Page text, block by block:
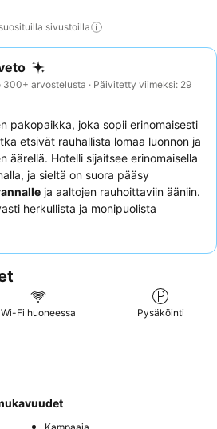
sivustoilla
arvostelusta · Päivitetty viimeksi: 29
pakopaikka, joka sopii erinomaisesti
etsivät rauhallista lomaa luonnon ja
äärellä. Hotelli sijaitsee erinomaisella
ja sieltä on suora pääsy
ja aaltojen rauhoittaviin ääniin.
herkullista ja monipuolista
erityisesti
kokemuksen saamiseksi
johon sisältyy
oma sauna.
Wi-Fi huoneessa Pysäköinti